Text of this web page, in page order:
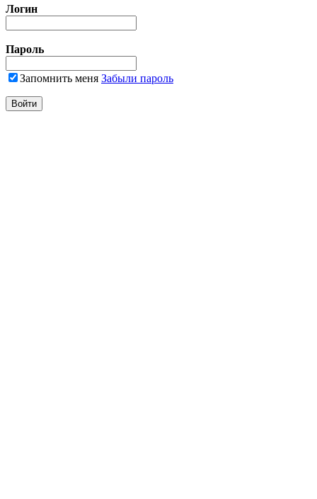
Логин
Пароль
Запомнить меня Забыли пароль